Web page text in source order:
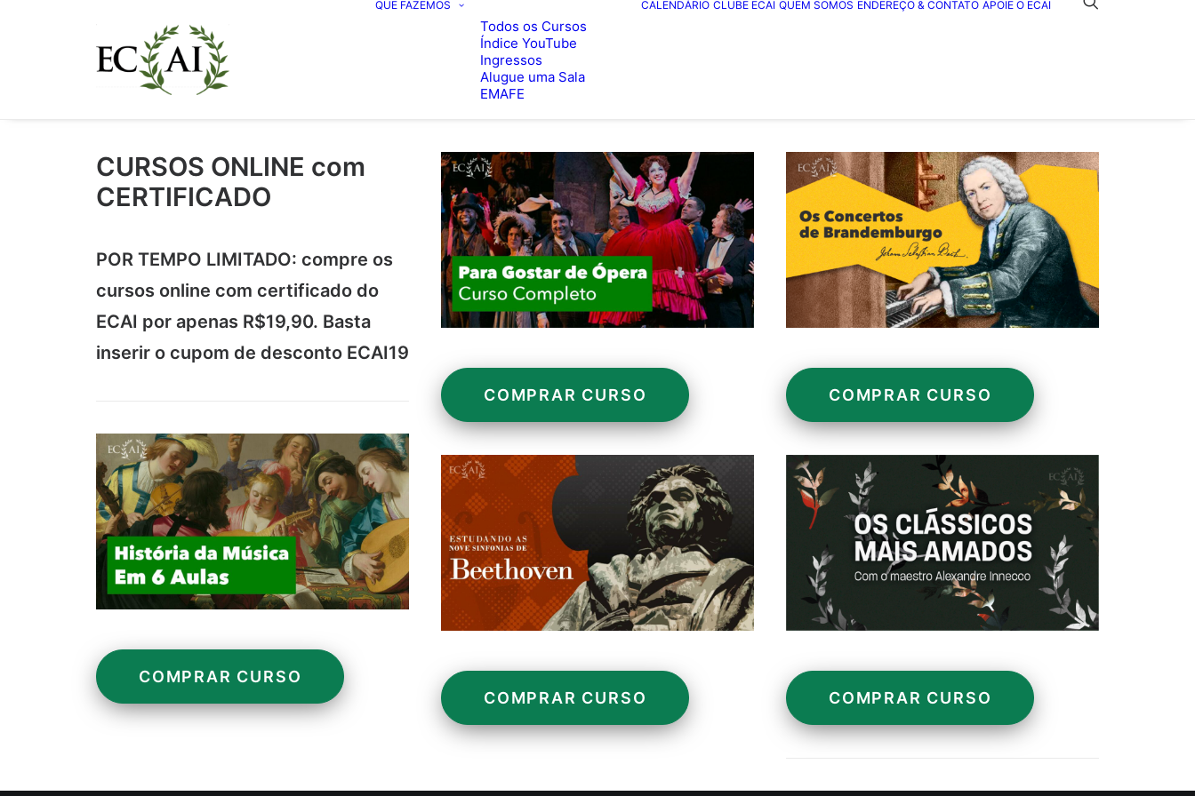
QUE FAZEMOS
Todos os Cursos
Índice YouTube
Ingressos
Alugue uma Sala
EMAFE
CALENDÁRIO CLUBE ECAI QUEM SOMOS ENDEREÇO & CONTATO APOIE O ECAI
CURSOS ONLINE com
CERTIFICADO
POR TEMPO LIMITADO: compre os
cursos online com certificado do
ECAI por apenas R$19,90. Basta
inserir o cupom de desconto ECAI19
COMPRAR CURSO
COMPRAR CURSO
COMPRAR CURSO
COMPRAR CURSO
COMPRAR CURSO